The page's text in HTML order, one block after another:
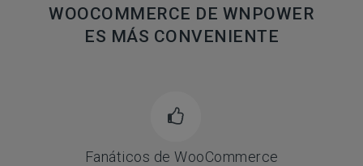
WOOCOMMERCE DE WNPOWER
ES MÁS CONVENIENTE
Fanáticos de WooCommerce